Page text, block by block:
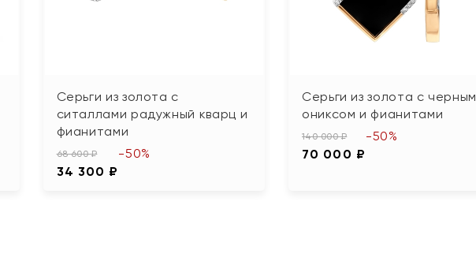
Серьги из золота с
ситаллами радужный кварц и
фианитами
68 600 ₽
34 300 ₽
-50%
Серьги из золота с черным
ониксом и фианитами
140 000 ₽
70 000 ₽
-50%